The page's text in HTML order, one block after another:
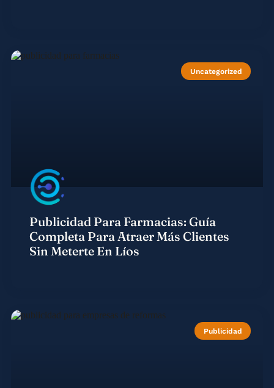
Uncategorized
Publicidad Para Farmacias: Guía
Completa Para Atraer Más Clientes
Sin Meterte En Líos
Publicidad